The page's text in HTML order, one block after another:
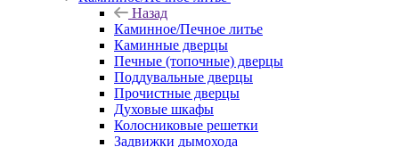
Назад
Каминное/Печное литье
Каминные дверцы
Печные (топочные) дверцы
Поддувальные дверцы
Прочистные дверцы
Духовые шкафы
Колосниковые решетки
Задвижки дымохода